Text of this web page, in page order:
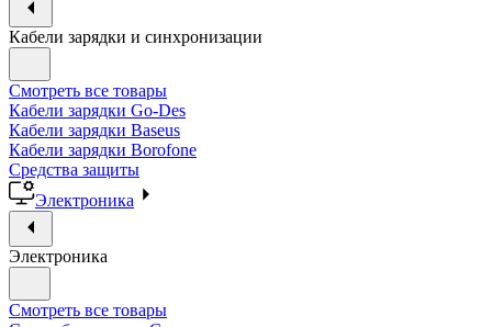
Кабели зарядки и синхронизации
Смотреть все товары
Кабели зарядки Go-Des
Кабели зарядки Baseus
Кабели зарядки Borofone
Средства защиты
Электроника
Электроника
Смотреть все товары